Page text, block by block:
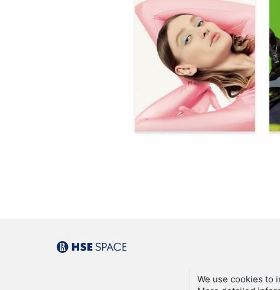
Anzor Kankulov
We use cookies to